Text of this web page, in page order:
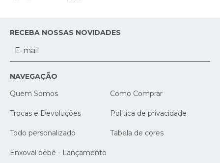
RECEBA NOSSAS NOVIDADES
NAVEGAÇÃO
Quem Somos
Como Comprar
Trocas e Devoluções Politica de privacidade
Todo personalizado Tabela de cores
Enxoval bebê - Lançamento